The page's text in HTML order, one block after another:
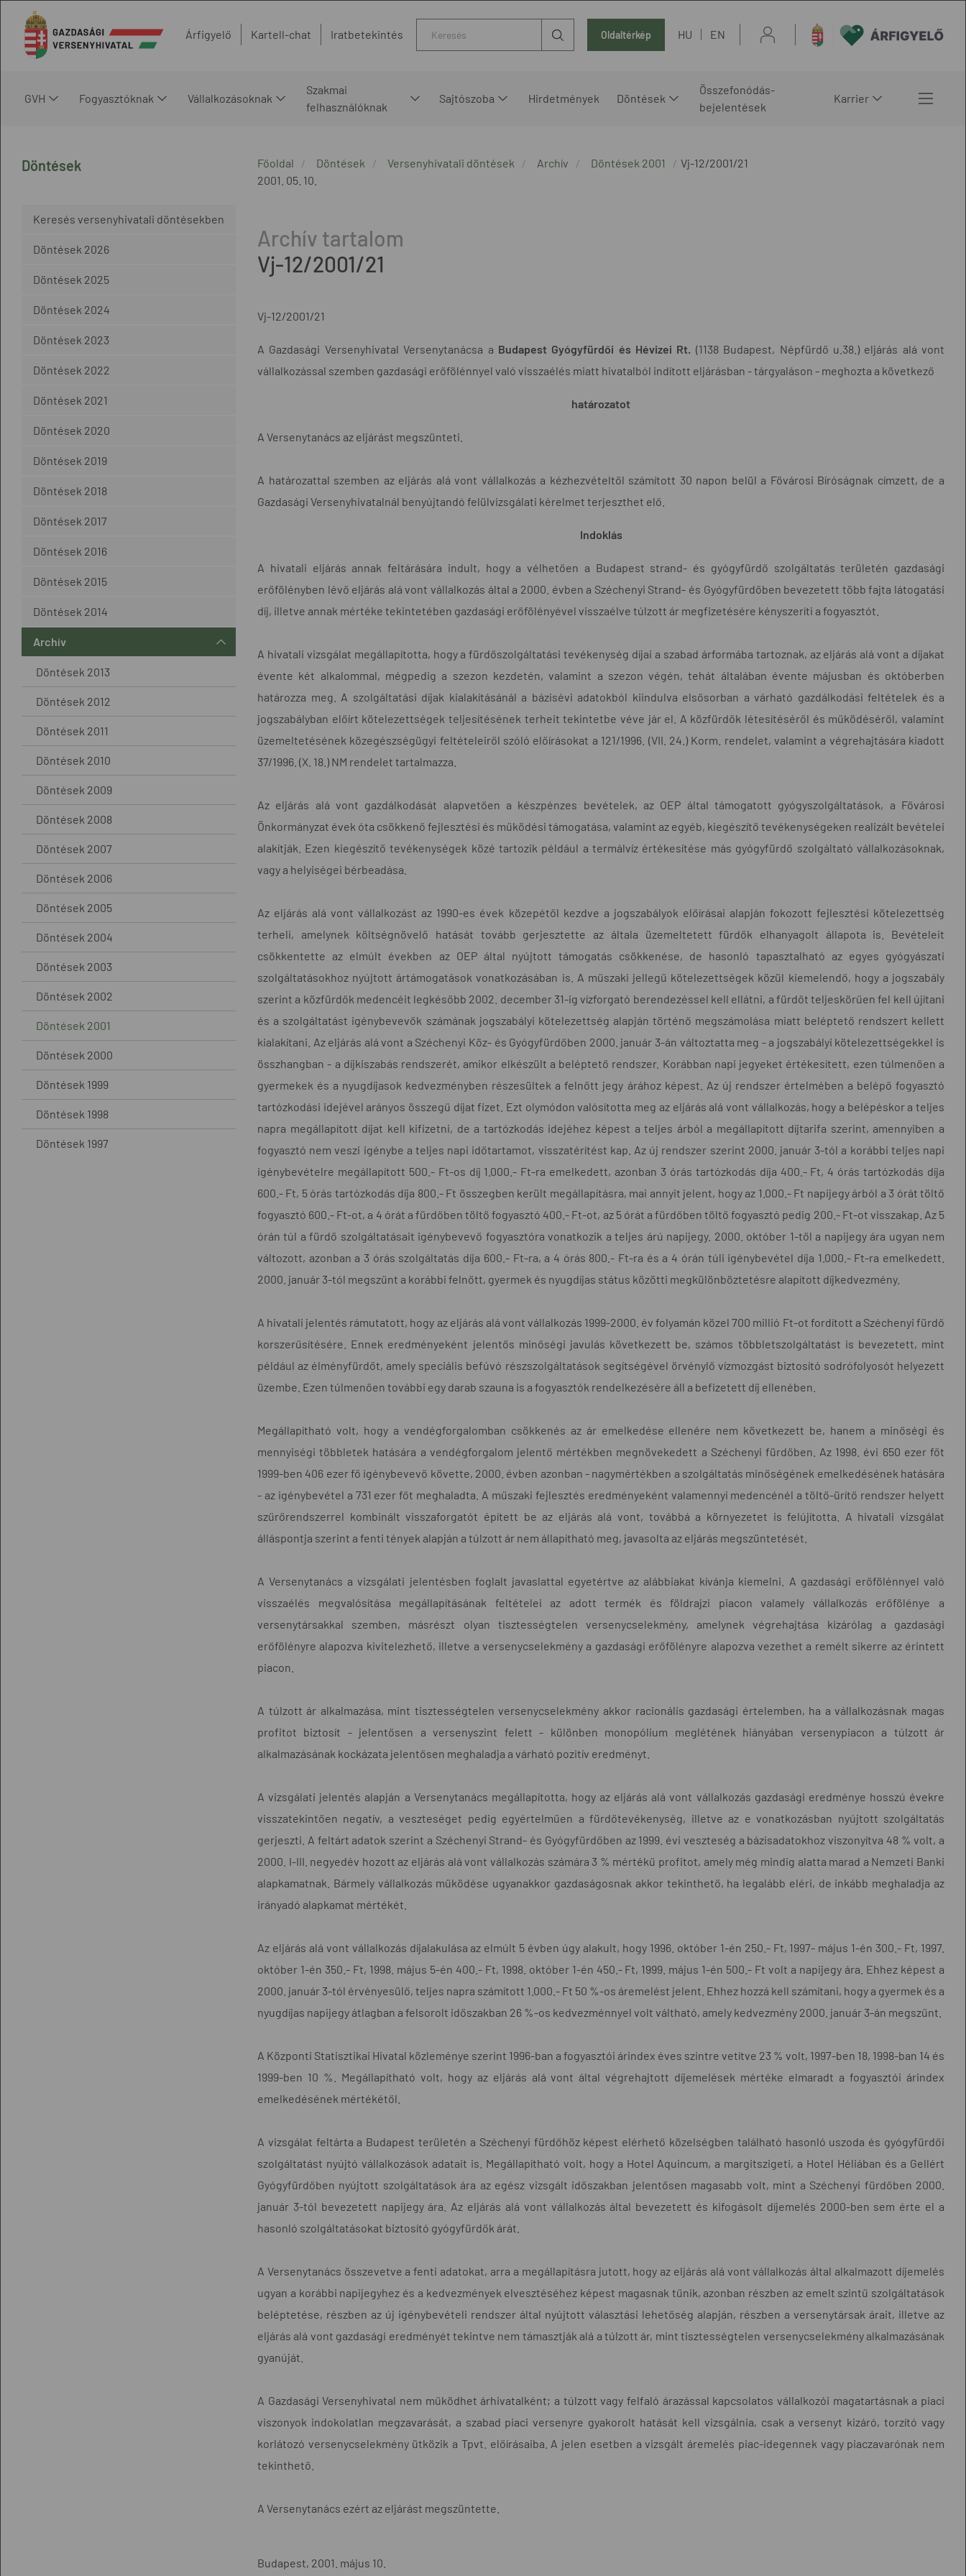
Árfigyelő Kartell-chat Iratbetekintés Oldaltérkép HU EN
GVH Fogyasztóknak Vállalkozásoknak
Szakmai
felhasználóknak
Sajtószoba Hirdetmények Döntések
Összefonódás-
bejelentések
Karrier
Döntések
Keresés versenyhivatali döntésekben
Döntések 2026
Döntések 2025
Döntések 2024
Döntések 2023
Döntések 2022
Döntések 2021
Döntések 2020
Döntések 2019
Döntések 2018
Döntések 2017
Döntések 2016
Döntések 2015
Döntések 2014
Archív
Döntések 2013
Döntések 2012
Döntések 2011
Döntések 2010
Döntések 2009
Döntések 2008
Döntések 2007
Döntések 2006
Döntések 2005
Döntések 2004
Döntések 2003
Döntések 2002
Döntések 2001
Döntések 2000
Döntések 1999
Döntések 1998
Döntések 1997
Főoldal Döntések Versenyhivatali döntések Archív Döntések 2001
Vj-12/2001/21
2001. 05. 10.
Vj-12/2001/21
Vj-12/2001/21
A Gazdasági Versenyhivatal Versenytanácsa a Budapest Gyógyfürdői és Hévizei Rt. (1138 Budapest, Népfürdő u.38.) eljárás alá vont
vállalkozással szemben gazdasági erőfölénnyel való visszaélés miatt hivatalból indított eljárásban - tárgyaláson - meghozta a következő
határozatot
A Versenytanács az eljárást megszünteti.
A határozattal szemben az eljárás alá vont vállalkozás a kézhezvételtől számított 30 napon belül a Fővárosi Bíróságnak címzett, de a
Gazdasági Versenyhivatalnál benyújtandó felülvizsgálati kérelmet terjeszthet elő.
Indoklás
A hivatali eljárás annak feltárására indult, hogy a vélhetően a Budapest strand- és gyógyfürdő szolgáltatás területén gazdasági
erőfölényben lévő eljárás alá vont vállalkozás által a 2000. évben a Széchenyi Strand- és Gyógyfürdőben bevezetett több fajta látogatási
díj, illetve annak mértéke tekintetében gazdasági erőfölényével visszaélve túlzott ár megfizetésére kényszeríti a fogyasztót.
A hivatali vizsgálat megállapította, hogy a fürdőszolgáltatási tevékenység díjai a szabad árformába tartoznak, az eljárás alá vont a díjakat
évente két alkalommal, mégpedig a szezon kezdetén, valamint a szezon végén, tehát általában évente májusban és októberben
határozza meg. A szolgáltatási díjak kialakításánál a bázisévi adatokból kiindulva elsősorban a várható gazdálkodási feltételek és a
jogszabályban előírt kötelezettségek teljesítésének terheit tekintetbe véve jár el. A közfürdők létesítéséről és működéséről, valamint
üzemeltetésének közegészségügyi feltételeiről szóló előírásokat a 121/1996. (VII. 24.) Korm. rendelet, valamint a végrehajtására kiadott
37/1996. (X. 18.) NM rendelet tartalmazza.
Az eljárás alá vont gazdálkodását alapvetően a készpénzes bevételek, az OEP által támogatott gyógyszolgáltatások, a Fővárosi
Önkormányzat évek óta csökkenő fejlesztési és működési támogatása, valamint az egyéb, kiegészítő tevékenységeken realizált bevételei
alakítják. Ezen kiegészítő tevékenységek közé tartozik például a termálvíz értékesítése más gyógyfürdő szolgáltató vállalkozásoknak,
vagy a helyiségei bérbeadása.
Az eljárás alá vont vállalkozást az 1990-es évek közepétől kezdve a jogszabályok előírásai alapján fokozott fejlesztési kötelezettség
terheli, amelynek költségnövelő hatását tovább gerjesztette az általa üzemeltetett fürdők elhanyagolt állapota is. Bevételeit
csökkentette az elmúlt években az OEP által nyújtott támogatás csökkenése, de hasonló tapasztalható az egyes gyógyászati
szolgáltatásokhoz nyújtott ártámogatások vonatkozásában is. A műszaki jellegű kötelezettségek közül kiemelendő, hogy a jogszabály
szerint a közfürdők medencéit legkésőbb 2002. december 31-ig vízforgató berendezéssel kell ellátni, a fürdőt teljeskörűen fel kell újítani
és a szolgáltatást igénybevevők számának jogszabályi kötelezettség alapján történő megszámolása miatt beléptető rendszert kellett
kialakítani. Az eljárás alá vont a Széchenyi Köz- és Gyógyfürdőben 2000. január 3-án változtatta meg - a jogszabályi kötelezettségekkel is
összhangban - a díjkiszabás rendszerét, amikor elkészült a beléptető rendszer. Korábban napi jegyeket értékesített, ezen túlmenően a
gyermekek és a nyugdíjasok kedvezményben részesültek a felnőtt jegy árához képest. Az új rendszer értelmében a belépő fogyasztó
tartózkodási idejével arányos összegű díjat fizet. Ezt olymódon valósította meg az eljárás alá vont vállalkozás, hogy a belépéskor a teljes
napra megállapított díjat kell kifizetni, de a tartózkodás idejéhez képest a teljes árból a megállapított díjtarifa szerint, amennyiben a
fogyasztó nem veszi igénybe a teljes napi időtartamot, visszatérítést kap. Az új rendszer szerint 2000. január 3-tól a korábbi teljes napi
igénybevételre megállapított 500.- Ft-os díj 1.000.- Ft-ra emelkedett, azonban 3 órás tartózkodás díja 400.- Ft, 4 órás tartózkodás díja
600.- Ft, 5 órás tartózkodás díja 800.- Ft összegben került megállapításra, mai annyit jelent, hogy az 1.000.- Ft napijegy árból a 3 órát töltő
fogyasztó 600.- Ft-ot, a 4 órát a fürdőben töltő fogyasztó 400.- Ft-ot, az 5 órát a fürdőben töltő fogyasztó pedig 200.- Ft-ot visszakap. Az 5
órán túl a fürdő szolgáltatásait igénybevevő fogyasztóra vonatkozik a teljes árú napijegy. 2000. október 1-től a napijegy ára ugyan nem
változott, azonban a 3 órás szolgáltatás díja 600.- Ft-ra, a 4 órás 800.- Ft-ra és a 4 órán túli igénybevétel díja 1.000.- Ft-ra emelkedett.
2000. január 3-tól megszűnt a korábbi felnőtt, gyermek és nyugdíjas státus közötti megkülönböztetésre alapított díjkedvezmény.
A hivatali jelentés rámutatott, hogy az eljárás alá vont vállalkozás 1999-2000. év folyamán közel 700 millió Ft-ot fordított a Széchenyi fürdő
korszerűsítésére. Ennek eredményeként jelentős minőségi javulás következett be, számos többletszolgáltatást is bevezetett, mint
például az élményfürdőt, amely speciális befúvó részszolgáltatások segítségével örvénylő vízmozgást biztosító sodrófolyosót helyezett
üzembe. Ezen túlmenően további egy darab szauna is a fogyasztók rendelkezésére áll a befizetett díj ellenében.
Megállapítható volt, hogy a vendégforgalomban csökkenés az ár emelkedése ellenére nem következett be, hanem a minőségi és
mennyiségi többletek hatására a vendégforgalom jelentő mértékben megnövekedett a Széchenyi fürdőben. Az 1998. évi 650 ezer főt
1999-ben 406 ezer fő igénybevevő követte, 2000. évben azonban - nagymértékben a szolgáltatás minőségének emelkedésének hatására
- az igénybevétel a 731 ezer főt meghaladta. A műszaki fejlesztés eredményeként valamennyi medencénél a töltő-ürítő rendszer helyett
szűrőrendszerrel kombinált visszaforgatót épített be az eljárás alá vont, továbbá a környezetet is felújította. A hivatali vizsgálat
álláspontja szerint a fenti tények alapján a túlzott ár nem állapítható meg, javasolta az eljárás megszüntetését.
A Versenytanács a vizsgálati jelentésben foglalt javaslattal egyetértve az alábbiakat kívánja kiemelni. A gazdasági erőfölénnyel való
visszaélés megvalósítása megállapításának feltételei az adott termék és földrajzi piacon valamely vállalkozás erőfölénye a
versenytársakkal szemben, másrészt olyan tisztességtelen versenycselekmény, amelynek végrehajtása kizárólag a gazdasági
erőfölényre alapozva kivitelezhető, illetve a versenycselekmény a gazdasági erőfölényre alapozva vezethet a remélt sikerre az érintett
piacon.
A túlzott ár alkalmazása, mint tisztességtelen versenycselekmény akkor racionális gazdasági értelemben, ha a vállalkozásnak magas
profitot biztosít - jelentősen a versenyszint felett - különben monopólium meglétének hiányában versenypiacon a túlzott ár
alkalmazásának kockázata jelentősen meghaladja a várható pozitív eredményt.
A vizsgálati jelentés alapján a Versenytanács megállapította, hogy az eljárás alá vont vállalkozás gazdasági eredménye hosszú évekre
visszatekintően negatív, a veszteséget pedig egyértelműen a fürdőtevékenység, illetve az e vonatkozásban nyújtott szolgáltatás
gerjeszti. A feltárt adatok szerint a Széchenyi Strand- és Gyógyfürdőben az 1999. évi veszteség a bázisadatokhoz viszonyítva 48 % volt, a
2000. I-III. negyedév hozott az eljárás alá vont vállalkozás számára 3 % mértékű profitot, amely még mindig alatta marad a Nemzeti Banki
alapkamatnak. Bármely vállalkozás működése ugyanakkor gazdaságosnak akkor tekinthető, ha legalább eléri, de inkább meghaladja az
irányadó alapkamat mértékét.
Az eljárás alá vont vállalkozás díjalakulása az elmúlt 5 évben úgy alakult, hogy 1996. október 1-én 250.- Ft, 1997- május 1-én 300.- Ft, 1997.
október 1-én 350.- Ft, 1998. május 5-én 400.- Ft, 1998. október 1-én 450.- Ft, 1999. május 1-én 500.- Ft volt a napijegy ára. Ehhez képest a
2000. január 3-tól érvényesülő, teljes napra számított 1.000.- Ft 50 %-os áremelést jelent. Ehhez hozzá kell számítani, hogy a gyermek és a
nyugdíjas napijegy átlagban a felsorolt időszakban 26 %-os kedvezménnyel volt váltható, amely kedvezmény 2000. január 3-án megszűnt.
A Központi Statisztikai Hivatal közleménye szerint 1996-ban a fogyasztói árindex éves szintre vetítve 23 % volt, 1997-ben 18, 1998-ban 14 és
1999-ben 10 %. Megállapítható volt, hogy az eljárás alá vont által végrehajtott díjemelések mértéke elmaradt a fogyasztói árindex
emelkedésének mértékétől.
A vizsgálat feltárta a Budapest területén a Széchenyi fürdőhöz képest elérhető közelségben található hasonló uszoda és gyógyfürdői
szolgáltatást nyújtó vállalkozások adatait is. Megállapítható volt, hogy a Hotel Aquincum, a margitszigeti, a Hotel Héliában és a Gellért
Gyógyfürdőben nyújtott szolgáltatások ára az egész vizsgált időszakban jelentősen magasabb volt, mint a Széchenyi fürdőben 2000.
január 3-tól bevezetett napijegy ára. Az eljárás alá vont vállalkozás által bevezetett és kifogásolt díjemelés 2000-ben sem érte el a
hasonló szolgáltatásokat biztosító gyógyfürdők árát.
A Versenytanács összevetve a fenti adatokat, arra a megállapításra jutott, hogy az eljárás alá vont vállalkozás által alkalmazott díjemelés
ugyan a korábbi napijegyhez és a kedvezmények elvesztéséhez képest magasnak tűnik, azonban részben az emelt szintű szolgáltatások
beléptetése, részben az új igénybevételi rendszer által nyújtott választási lehetőség alapján, részben a versenytársak árait, illetve az
eljárás alá vont gazdasági eredményét tekintve nem támasztják alá a túlzott ár, mint tisztességtelen versenycselekmény alkalmazásának
gyanúját.
A Gazdasági Versenyhivatal nem működhet árhivatalként; a túlzott vagy felfaló árazással kapcsolatos vállalkozói magatartásnak a piaci
viszonyok indokolatlan megzavarását, a szabad piaci versenyre gyakorolt hatását kell vizsgálnia, csak a versenyt kizáró, torzító vagy
korlátozó versenycselekmény ütközik a Tpvt. előírásaiba. A jelen esetben a vizsgált áremelés piac-idegennek vagy piaczavarónak nem
tekinthető.
A Versenytanács ezért az eljárást megszüntette.
Budapest, 2001. május 10.